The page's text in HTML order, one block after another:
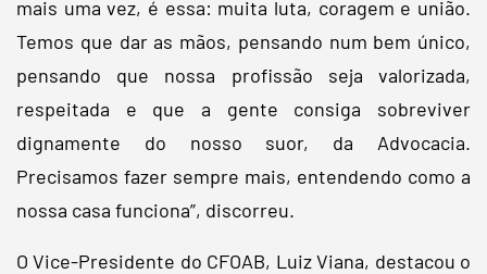
mais uma vez, é essa: muita luta, coragem e união.
Temos que dar as mãos, pensando num bem único,
pensando que nossa profissão seja valorizada,
respeitada e que a gente consiga sobreviver
dignamente do nosso suor, da Advocacia.
Precisamos fazer sempre mais, entendendo como a
nossa casa funciona”, discorreu.
O Vice-Presidente do CFOAB, Luiz Viana, destacou o